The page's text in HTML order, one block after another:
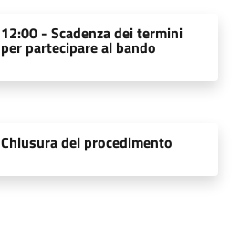
12:00 - Scadenza dei termini
per partecipare al bando
Chiusura del procedimento